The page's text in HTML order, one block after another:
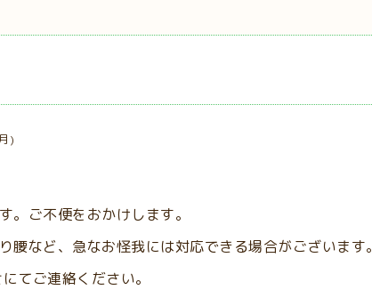
)
。ご不便をおかけします。
腰など、急なお怪我には対応できる場合がございます。
てご連絡ください。